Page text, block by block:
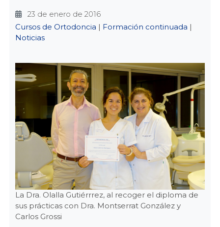
23 de enero de 2016
Categories
Cursos de Ortodoncia | Formación continuada |
Noticias
La Dra. Olalla Gutiérrrez, al recoger el diploma de
sus prácticas con Dra. Montserrat González y
Carlos Grossi